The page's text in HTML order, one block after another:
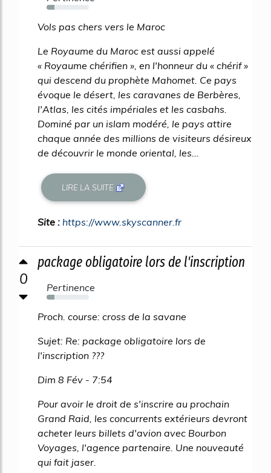
19%
Vols pas chers vers le Maroc
Le Royaume du Maroc est aussi appelé
« Royaume chérifien », en l'honneur du « chérif »
qui descend du prophète Mahomet. Ce pays
évoque le désert, les caravanes de Berbères,
l'Atlas, les cités impériales et les casbahs.
Dominé par un islam modéré, le pays attire
chaque année des millions de visiteurs désireux
de découvrir le monde oriental, les...
LIRE LA SUITE
Site : https://www.skyscanner.fr
0
package obligatoire lors de l'inscription
Pertinence
19%
Proch. course: cross de la savane
Sujet: Re: package obligatoire lors de
l'inscription ???
Dim 8 Fév - 7:54
Pour avoir le droit de s'inscrire au prochain
Grand Raid, les concurrents extérieurs devront
acheter leurs billets d'avion avec Bourbon
Voyages, l'agence partenaire. Une nouveauté
qui fait jaser.